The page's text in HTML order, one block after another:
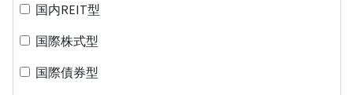
国内REIT型
国際株式型
国際債券型